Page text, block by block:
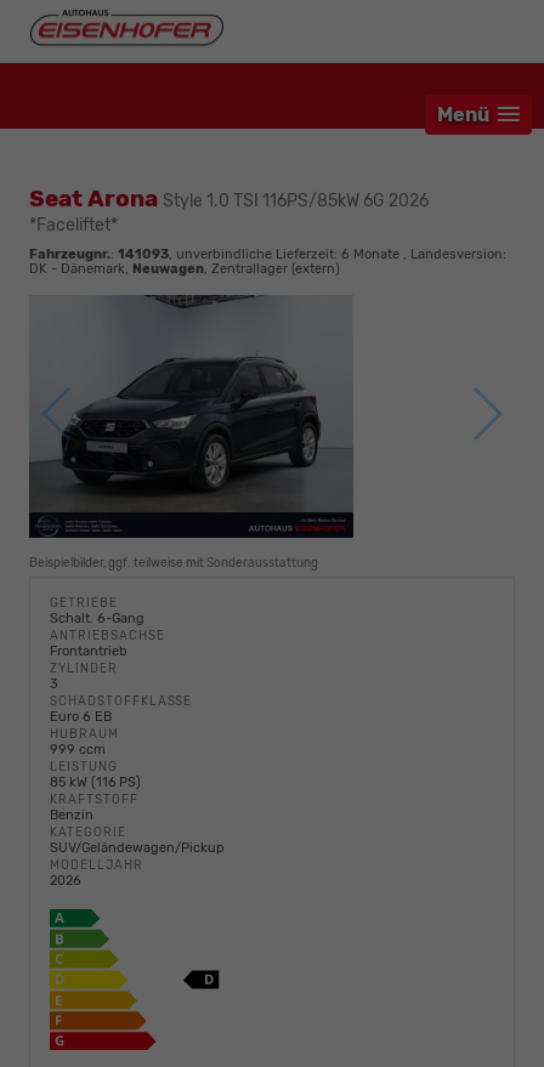
Menü
Seat Arona Style 1.0 TSI 116PS/85kW 6G 2026
*Faceliftet*
Fahrzeugnr.: 141093, unverbindliche Lieferzeit: 6 Monate , Landesversion:
DK - Dänemark, Neuwagen, Zentrallager (extern)
Beispielbilder, ggf. teilweise mit Sonderausstattung
GETRIEBE
Schalt. 6-Gang
ANTRIEBSACHSE
Frontantrieb
ZYLINDER
3
SCHADSTOFFKLASSE
Euro 6 EB
HUBRAUM
999 ccm
LEISTUNG
85 kW (116 PS)
KRAFTSTOFF
Benzin
KATEGORIE
SUV/Geländewagen/Pickup
MODELLJAHR
2026